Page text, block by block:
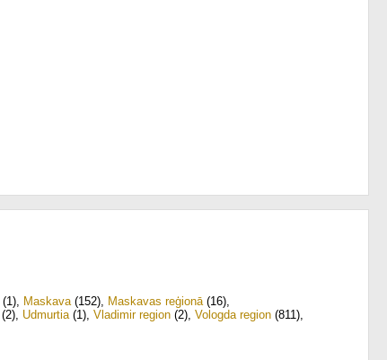
(1), Maskava(152), Maskavas reģionā(16),
(2), Udmurtia(1), Vladimir region (2), Vologda region (811),